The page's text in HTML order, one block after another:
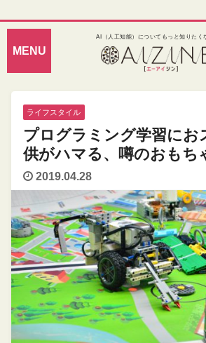
AI（人工知能）についてもっと知りたく
ライフスタイル
プログラミング学習にお
供がハマる、噂のおもち
2019.04.28